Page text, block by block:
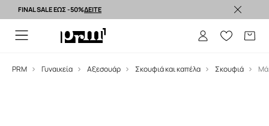
FINAL SALE ΕΩΣ -50%ΔΕΙΤΕ
PRM Γυναικεία Αξεσουάρ Σκουφιά και καπέλα Σκουφιά